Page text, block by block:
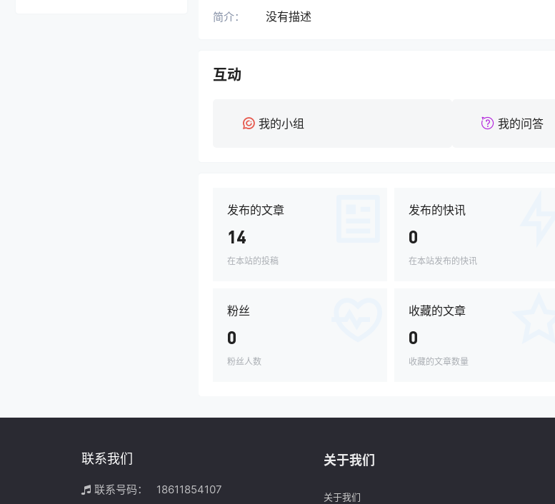
简介： 没有描述
互动
我的小组 我的问答
发布的文章
14
在本站的投稿
发布的快讯
0
在本站发布的快讯
粉丝
0
粉丝人数
收藏的文章
0
收藏的文章数量
联系我们
联系号码： 18611854107
关于我们
关于我们